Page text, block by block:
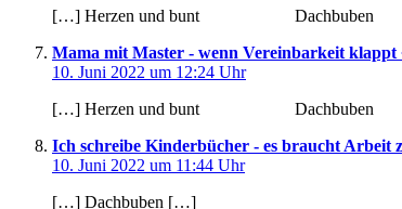
[…] Herzen und bunt
Mama mit Master - wenn Vereinbarkeit klappt
10. Juni 2022 um 12:24 Uhr
[…] Herzen und bunt
Ich schreibe Kinderbücher - es braucht
10. Juni 2022 um 11:44 Uhr
[…] Dachbuben […]